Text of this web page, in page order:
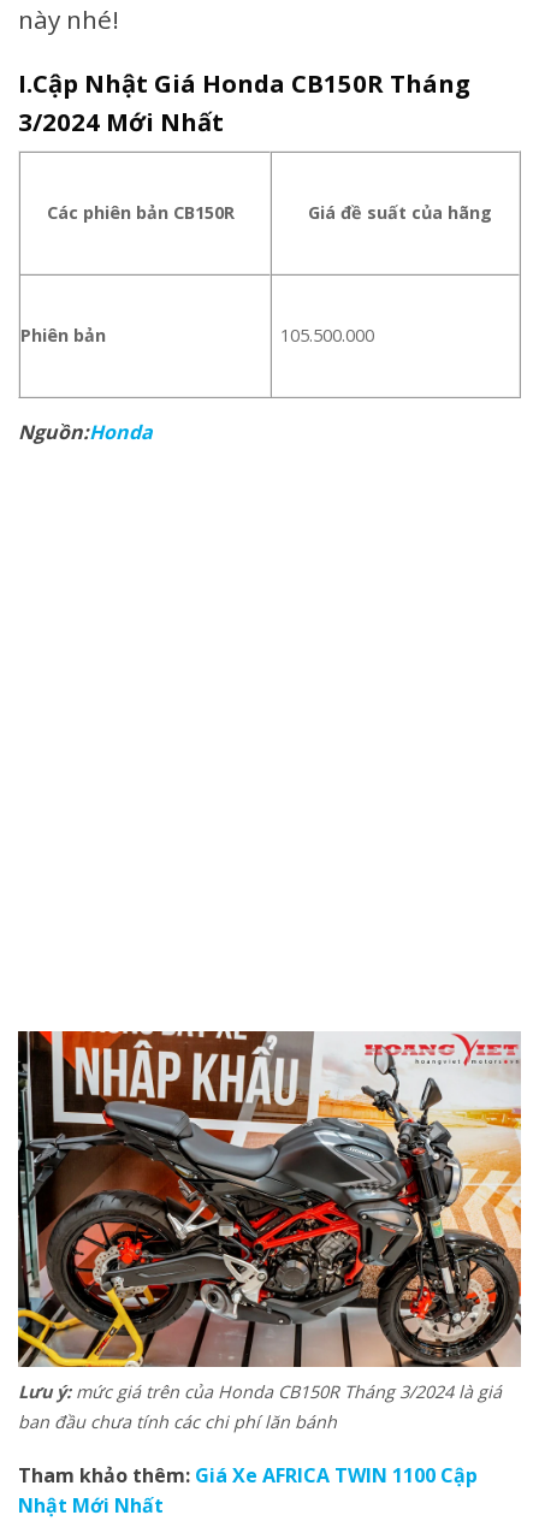
này nhé!
I.Cập Nhật Giá Honda CB150R Tháng
3/2024 Mới Nhất
Các phiên bản CB150R Giá đề suất của hãng
Phiên bản 105.500.000
Nguồn:Honda
Lưu ý:mức giá trên của Honda CB150R Tháng 3/2024 là giá
ban đầu chưa tính các chi phí lăn bánh
Tham khảo thêm: Giá Xe AFRICA TWIN 1100 Cập
Nhật Mới Nhất